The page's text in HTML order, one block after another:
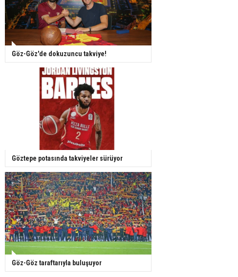
Göz-Göz'de dokuzuncu takviye!
Göztepe potasında takviyeler sürüyor
Göz-Göz taraftarıyla buluşuyor